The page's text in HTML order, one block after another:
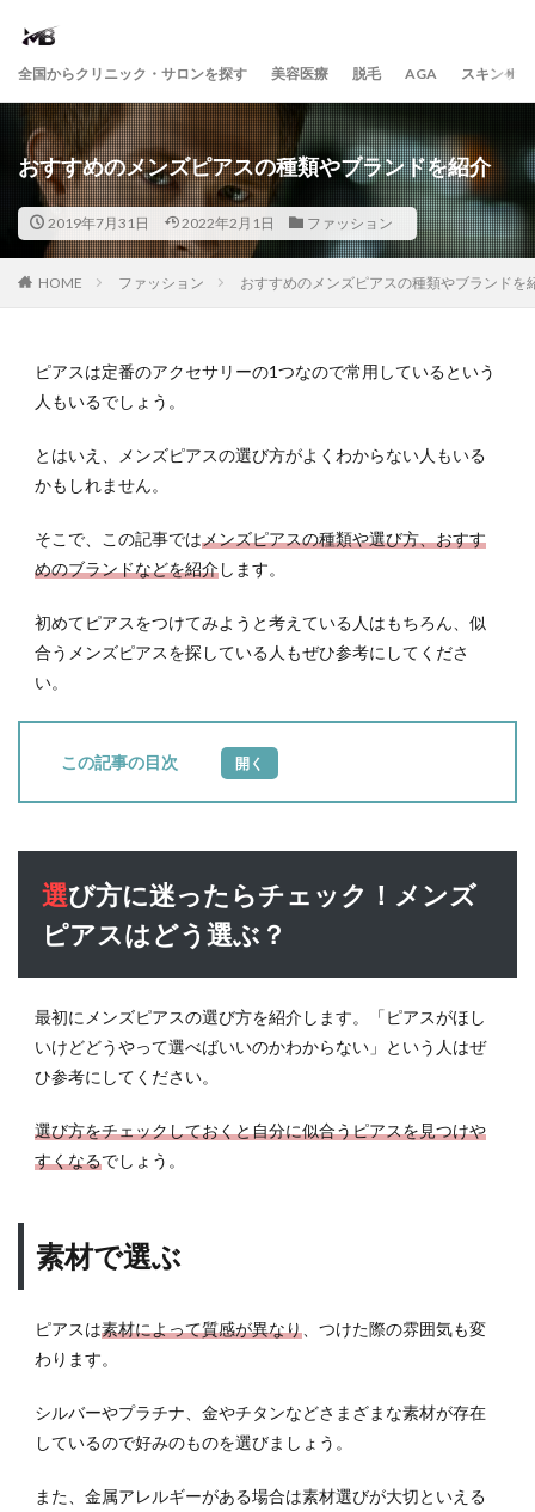
全国からクリニック・サロンを探す 美容医療 脱毛 AGA スキンケア
おすすめのメンズピアスの種類やブランドを紹介
2019年7月31日 2022年2月1日 ファッション
HOME ファッション おすすめのメンズピアスの種類やブランドを
ピアスは定番のアクセサリーの1つなので常用しているという
人もいるでしょう。
とはいえ、メンズピアスの選び方がよくわからない人もいる
かもしれません。
そこで、この記事ではメンズピアスの種類や選び方、おすす
めのブランドなどを紹介します。
初めてピアスをつけてみようと考えている人はもちろん、似
合うメンズピアスを探している人もぜひ参考にしてくださ
い。
目次
たら
ッ
ズピ
はど
う選
1.1
素材
1.2
も豊
富
カラ
ーを
れば
選び方に迷ったらチェック！メンズ
ピアスはどう選ぶ？
最初にメンズピアスの選び方を紹介します。「ピアスがほし
いけどどうやって選べばいいのかわからない」という人はぜ
ひ参考にしてください。
選び方をチェックしておくと自分に似合うピアスを見つけや
すくなるでしょう。
素材で選ぶ
ピアスは素材によって質感が異なり 、つけた際の雰囲気も変
わります。
シルバーやプラチナ、金やチタンなどさまざまな素材が存在
しているので好みのものを選びましょう。
また、金属アレルギーがある場合は素材選びが大切といえる